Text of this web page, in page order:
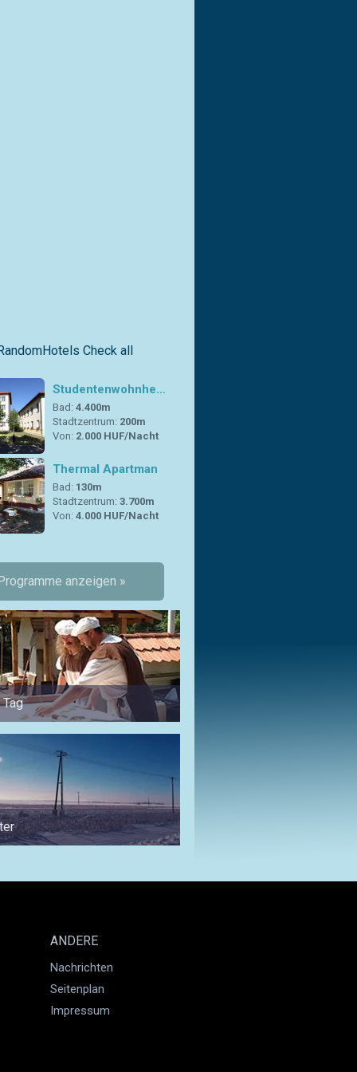
Check all
Studentenwohnhe…
Bad: 4.400m
Stadtzentrum: 200m
Von: 2.000 HUF/Nacht
Thermal Apartman
Bad: 130m
Stadtzentrum: 3.700m
Von: 4.000 HUF/Nacht
anzeigen »
ANDERE
Nachrichten
Seitenplan
Impressum